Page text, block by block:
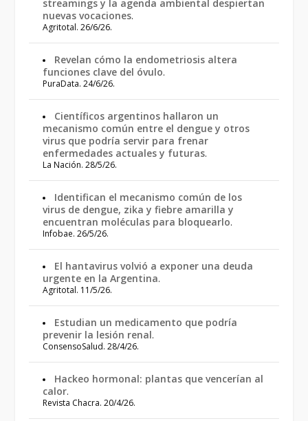
streamings y la agenda ambiental despiertan
nuevas vocaciones.
Agritotal. 26/6/26.
Revelan cómo la endometriosis altera
funciones clave del óvulo.
PuraData. 24/6/26.
Científicos argentinos hallaron un
mecanismo común entre el dengue y otros
virus que podría servir para frenar
enfermedades actuales y futuras.
La Nación. 28/5/26.
Identifican el mecanismo común de los
virus de dengue, zika y fiebre amarilla y
encuentran moléculas para bloquearlo.
Infobae. 26/5/26.
El hantavirus volvió a exponer una deuda
urgente en la Argentina.
Agritotal. 11/5/26.
Estudian un medicamento que podría
prevenir la lesión renal.
ConsensoSalud. 28/4/26.
Hackeo hormonal: plantas que vencerían al
calor.
Revista Chacra. 20/4/26.